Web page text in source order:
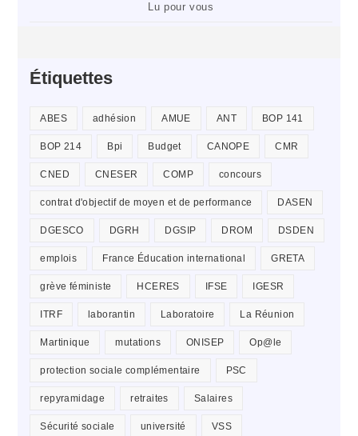
Lu pour vous
Étiquettes
ABES adhésion AMUE ANT BOP 141
BOP 214 Bpi Budget CANOPE CMR
CNED CNESER COMP concours
contrat d'objectif de moyen et de performance DASEN
DGESCO DGRH DGSIP DROM DSDEN
emplois France Éducation international GRETA
grève féministe HCERES IFSE IGESR
ITRF laborantin Laboratoire La Réunion
Martinique mutations ONISEP Op@le
protection sociale complémentaire PSC
repyramidage retraites Salaires
Sécurité sociale université VSS